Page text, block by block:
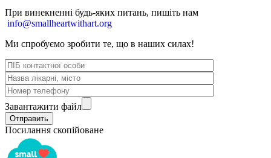
При винекненні будь-яких питань, пишіть нам
info@smallheartwithart.org
Ми спробуємо зробити те, що в наших силах!
Завантажити файл
Посилання скопійоване